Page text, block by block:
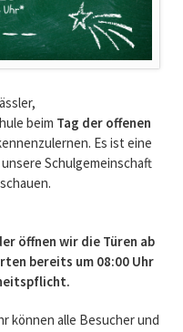
beim Tag der offenen
Es ist eine
Schulgemeinschaft
öffnen wir die Türen ab
bereits um 08:00 Uhr
können alle Besucher und